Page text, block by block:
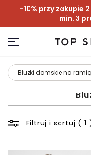
-10% przy zakupie
min. 3
Bluzki damskie na
Filtruj i sortuj ( 1 )